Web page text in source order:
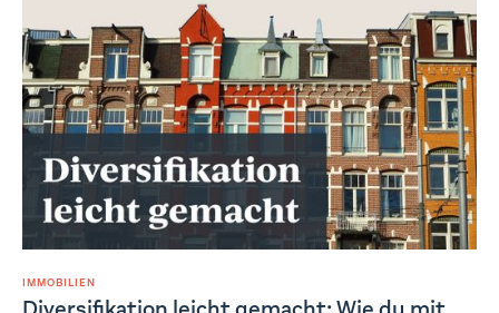
IMMOBILIEN